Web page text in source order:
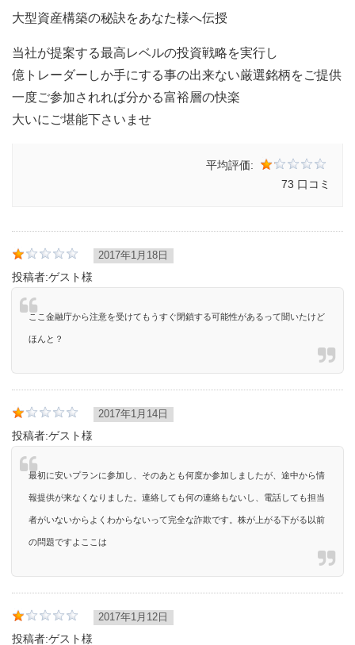
大型資産構築の秘訣をあなた様へ伝授
当社が提案する最高レベルの投資戦略を実行し
億トレーダーしか手にする事の出来ない厳選銘柄をご提供
一度ご参加されれば分かる富裕層の快楽
大いにご堪能下さいませ
平均評価:
73 口コミ
2017年1月18日
投稿者:ゲスト様
ここ金融庁から注意を受けてもうすぐ閉鎖する可能性があるって聞いたけど
ほんと？
2017年1月14日
投稿者:ゲスト様
最初に安いプランに参加し、そのあとも何度か参加しましたが、途中から情
報提供が来なくなりました。連絡しても何の連絡もないし、電話しても担当
者がいないからよくわからないって完全な詐欺です。株が上がる下がる以前
の問題ですよここは
2017年1月12日
投稿者:ゲスト様